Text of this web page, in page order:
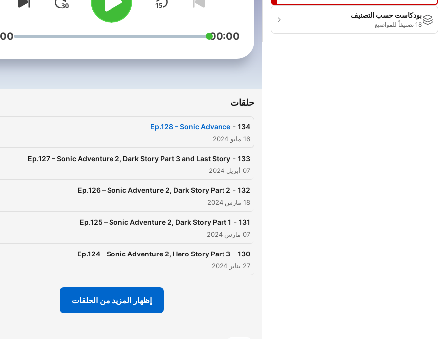
بودكاست حسب التصنيف
18 تصنيفاً للمواضيع
room for deviation...)
00:00
حلقات
134
-
Ep.128 – Sonic Advance
16 مايو 2024
133
-
Ep.127 – Sonic Adventure 2, Dark Story Part 3 and Last Story
07 أبريل 2024
132
-
Ep.126 – Sonic Adventure 2, Dark Story Part 2
18 مارس 2024
131
-
Ep.125 – Sonic Adventure 2, Dark Story Part 1
07 مارس 2024
130
-
Ep.124 – Sonic Adventure 2, Hero Story Part 3
27 يناير 2024
إظهار المزيد من الحلقات